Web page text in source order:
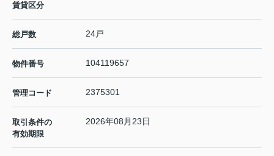
賃貸区分
総戸数 24戸
物件番号 104119657
管理コード 2375301
取引条件の
有効期限
2026年08月23日